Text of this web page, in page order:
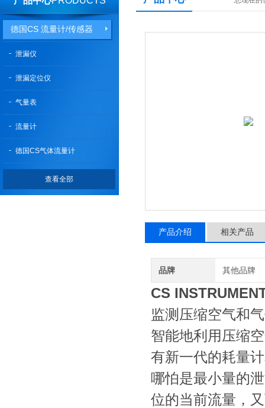
德国CS 流量计/传感器
泄漏仪
泄漏定位仪
气量表
流量计
德国CS气体流量计
查看全部
产品介绍 相关产品
品牌 其他品牌
CS
监测压缩空气和
智能地利用压缩
有新一代的耗量
哪怕是最小量的
位的当前流量，